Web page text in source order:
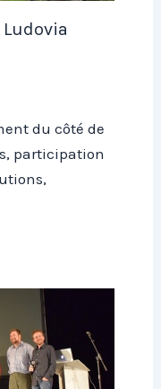
du côté de
participation